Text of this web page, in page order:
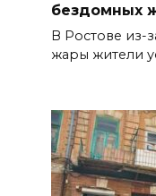
бездомных
В Ростове из-
жары жители